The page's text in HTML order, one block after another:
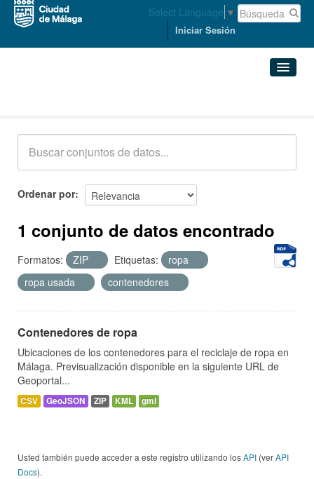
Select Language ▼
Iniciar Sesión
Acerca de
Ordenar por
1 conjunto de datos encontrado
Formatos: ZIP Etiquetas:
ropa
ropa usada
contenedores
Contenedores de ropa
Ubicaciones de los contenedores para el reciclaje de ropa en
Málaga. Previsualización disponible en la siguiente URL de
Geoportal...
CSV GeoJSON ZIP KML gml
Usted también puede acceder a este registro utilizando losAPI (verAPI
Docs).